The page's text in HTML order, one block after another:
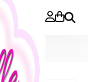
Zoeken